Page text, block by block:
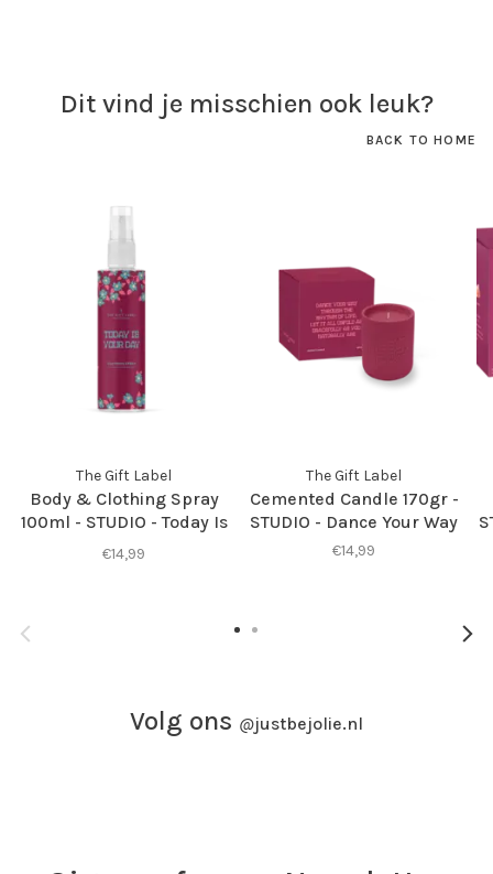
Dit vind je misschien ook leuk?
BACK TO HOME
The Gift Label
Body & Clothing Spray
100ml - STUDIO - Today Is
Your Day
€14,99
The Gift Label
Cemented Candle 170gr -
STUDIO - Dance Your Way
€14,99
Volg ons @justbejolie.nl